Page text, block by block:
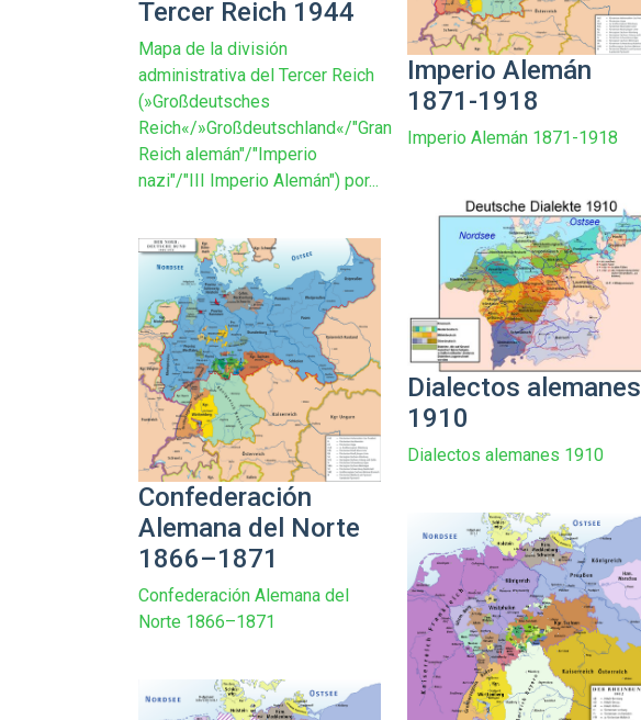
Tercer Reich 1944
Mapa de la división
administrativa del Tercer Reich
(»Großdeutsches
Reich«/»Großdeutschland«/"Gran
Reich alemán"/"Imperio
nazi"/"III Imperio Alemán") por...
Imperio Alemán
1871-1918
Imperio Alemán 1871-1918
Dialectos alemanes
1910
Dialectos alemanes 1910
Confederación
Alemana del Norte
1866–1871
Confederación Alemana del
Norte 1866–1871